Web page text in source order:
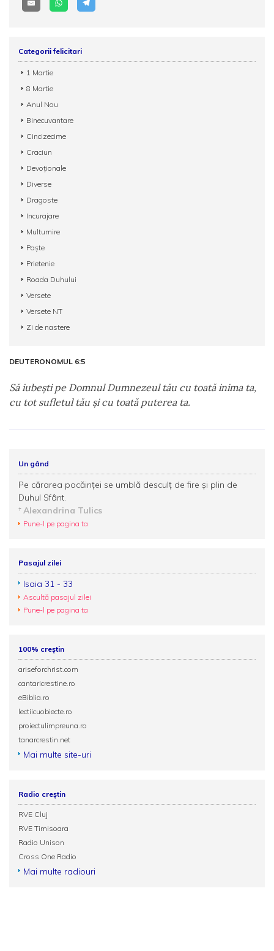
Categorii felicitari
1 Martie
8 Martie
Anul Nou
Binecuvantare
Cincizecime
Craciun
Devoționale
Diverse
Dragoste
Incurajare
Multumire
Paște
Prietenie
Roada Duhului
Versete
Versete NT
Zi de nastere
DEUTERONOMUL 6:5
Să iubeşti pe Domnul Dumnezeul tău cu toată inima ta,
cu tot sufletul tău şi cu toată puterea ta.
Un gând
Pe cărarea pocăinței se umblă desculț de fire și plin de
Duhul Sfânt.
Alexandrina Tulics
Pune-l pe pagina ta
Pasajul zilei
Isaia 31 - 33
Ascultă pasajul zilei
Pune-l pe pagina ta
100% creștin
ariseforchrist.com
cantaricrestine.ro
eBiblia.ro
lectiicuobiecte.ro
proiectulimpreuna.ro
tanarcrestin.net
Mai multe site-uri
Radio creștin
RVE Cluj
RVE Timisoara
Radio Unison
Cross One Radio
Mai multe radiouri